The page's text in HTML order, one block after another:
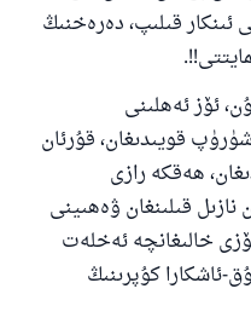
ئىنكار قىلىپ، دەرەخنىڭ
ئۆز ئەھلىنى
قويىدىغان، قۇرئان
ھەقكە رازى
نازىل قىلىنغان ۋەھىينى
خالىغانچە ئەخلەت
ئاشكارا كۇپرىنىڭ